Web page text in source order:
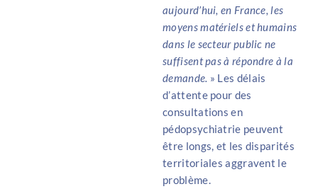
aujourd’hui, en France, les
moyens matériels et humains
dans le secteur public ne
suffisent pas à répondre à la
demande. » Les délais
d’attente pour des
consultations en
pédopsychiatrie peuvent
être longs, et les disparités
territoriales aggravent le
problème.